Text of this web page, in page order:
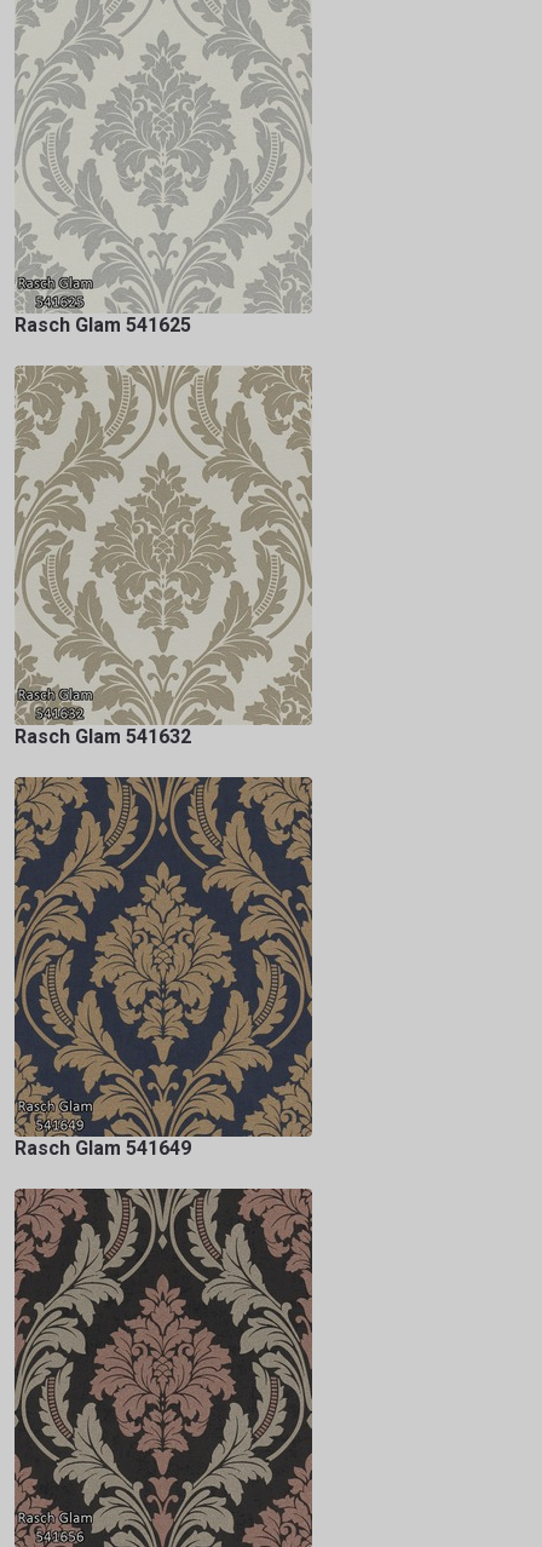
Rasch Glam 541625
Rasch Glam 541632
Rasch Glam 541649